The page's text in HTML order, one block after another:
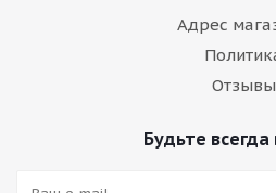
Адрес
Отзывы
Будьте всегда